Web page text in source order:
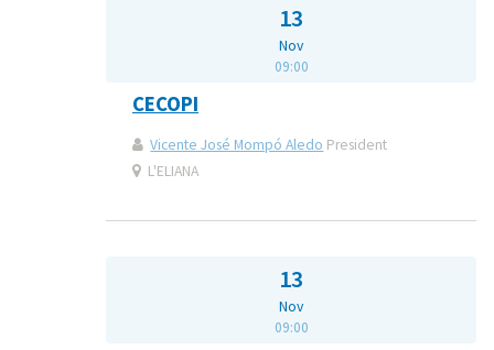
13
Nov
09:00
CECOPI
Vicente José Mompó Aledo President
L'ELIANA
13
Nov
09:00